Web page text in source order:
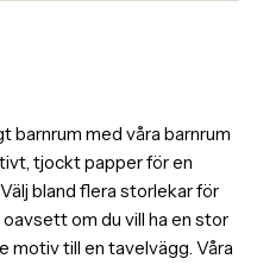
barnrum med våra barnrum
tjockt papper för en
bland flera storlekar för
om du vill ha en stor
till en tavelvägg. Våra